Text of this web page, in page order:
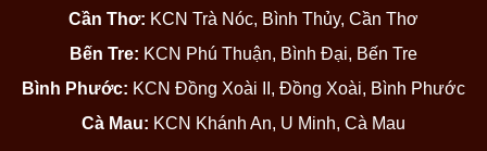
Cần Thơ: KCN Trà Nóc, Bình Thủy, Cần Thơ
Bến Tre: KCN Phú Thuận, Bình Đại, Bến Tre
Bình Phước: KCN Đồng Xoài II, Đồng Xoài, Bình Phước
Cà Mau: KCN Khánh An, U Minh, Cà Mau